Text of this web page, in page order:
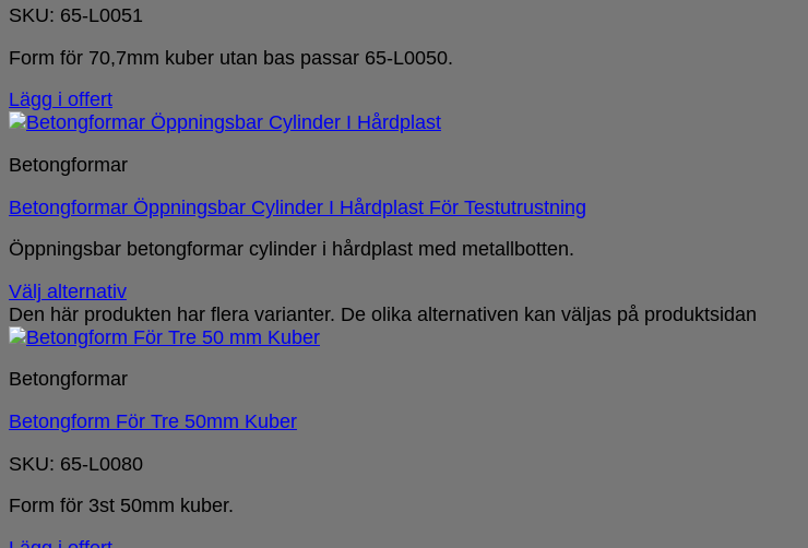
SKU: 65-L0051
Form för 70,7mm kuber utan bas passar 65-L0050.
Lägg i offert
Betongformar
Betongformar Öppningsbar Cylinder I Hårdplast För Testutrustning
Öppningsbar betongformar cylinder i hårdplast med metallbotten.
Välj alternativ
Den här produkten har flera varianter. De olika alternativen kan väljas på produktsidan
Betongformar
Betongform För Tre 50mm Kuber
SKU: 65-L0080
Form för 3st 50mm kuber.